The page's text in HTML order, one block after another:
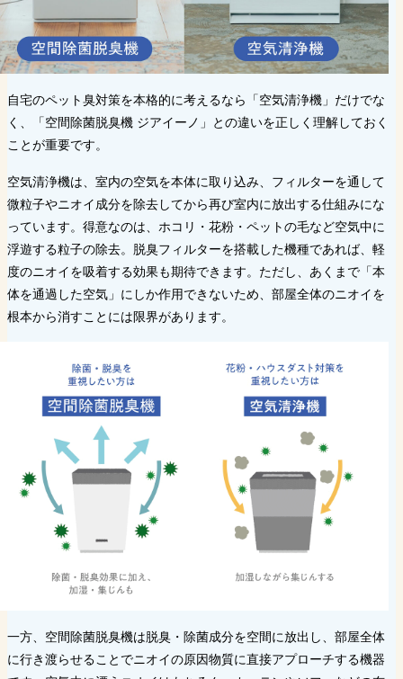
自宅のペット臭対策を本格的に考えるなら「空気清浄機」だけでな
く、「空間除菌脱臭機 ジアイーノ」との違いを正しく理解しておく
ことが重要です。
空気清浄機は、室内の空気を本体に取り込み、フィルターを通して
微粒子やニオイ成分を除去してから再び室内に放出する仕組みにな
っています。得意なのは、ホコリ・花粉・ペットの毛など空気中に
浮遊する粒子の除去。脱臭フィルターを搭載した機種であれば、軽
度のニオイを吸着する効果も期待できます。ただし、あくまで「本
体を通過した空気」にしか作用できないため、部屋全体のニオイを
根本から消すことには限界があります。
一方、空間除菌脱臭機は脱臭・除菌成分を空間に放出し、部屋全体
に行き渡らせることでニオイの原因物質に直接アプローチする機器